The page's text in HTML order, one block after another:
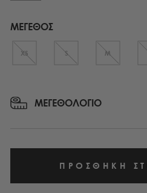
ΜΕΓΕΘΟΣ
XS S M
ΜΕΓΕΘΟΛΟΓΙΟ